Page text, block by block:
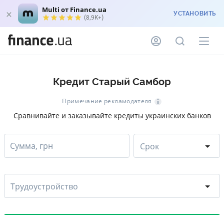
Multi от Finance.ua
(8,9K+) УСТАНОВИТЬ
Кредит Старый Самбор
Примечание рекламодателя
Сравнивайте и заказывайте кредиты украинских банков
Сумма, грн Срок
Трудоустройство